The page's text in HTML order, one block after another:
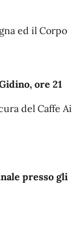
ed il Corpo
ore 21
del Caffe Ai
presso gli